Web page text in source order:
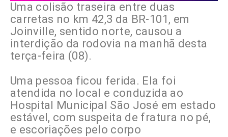
Uma colisão traseira entre duas
carretas no km 42,3 da BR-101, em
Joinville, sentido norte, causou a
interdição da rodovia na manhã desta
terça-feira (08).
Uma pessoa ficou ferida. Ela foi
atendida no local e conduzida ao
Hospital Municipal São José em estado
estável, com suspeita de fratura no pé,
e escoriações pelo corpo